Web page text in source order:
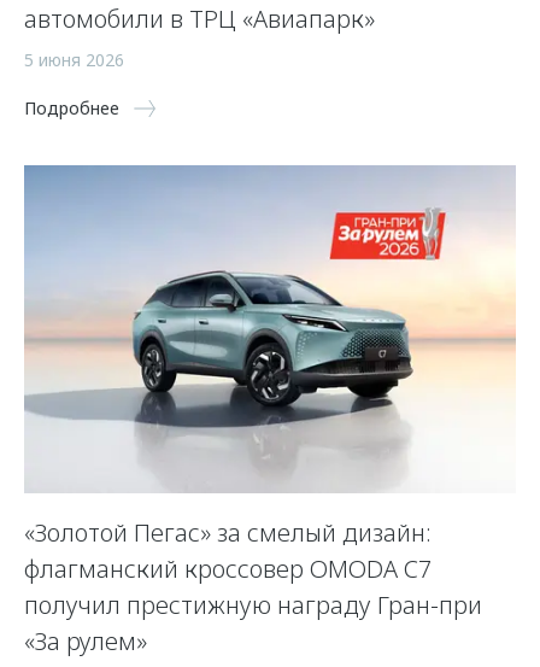
автомобили в ТРЦ «Авиапарк»
5 июня 2026
Подробнее
«Золотой Пегас» за смелый дизайн:
флагманский кроссовер OMODA C7
получил престижную награду Гран-при
«За рулем»